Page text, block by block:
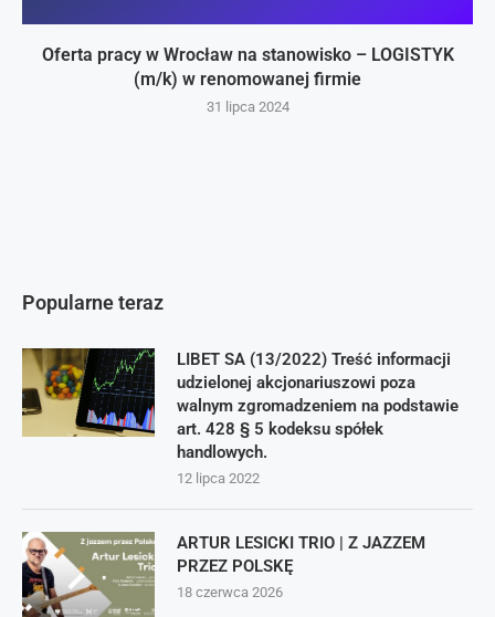
Oferta pracy w Wrocław na stanowisko – LOGISTYK
(m/k) w renomowanej firmie
31 lipca 2024
Popularne teraz
LIBET SA (13/2022) Treść informacji
udzielonej akcjonariuszowi poza
walnym zgromadzeniem na podstawie
art. 428 § 5 kodeksu spółek
handlowych.
12 lipca 2022
ARTUR LESICKI TRIO | Z JAZZEM
PRZEZ POLSKĘ
18 czerwca 2026